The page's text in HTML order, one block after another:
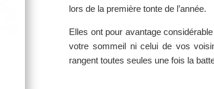
lors de la première tonte de l’année.
Elles ont pour avantage
votre sommeil ni celui de vos
rangent toutes seules une fois la